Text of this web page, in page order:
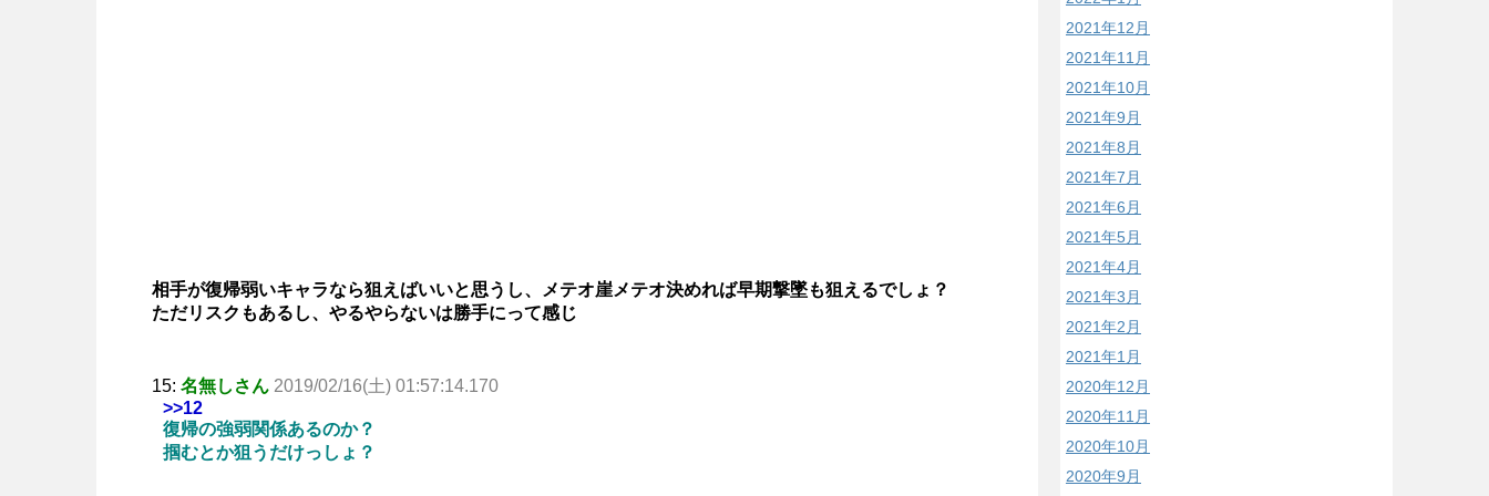
相手が復帰弱いキャラなら狙えばいいと思うし、メテオ崖メテオ決めれば早期撃墜も狙えるでしょ？
ただリスクもあるし、やるやらないは勝手にって感じ
15: 名無しさん 2019/02/16(土) 01:57:14.170
>>12
復帰の強弱関係あるのか？
掴むとか狙うだけっしょ？
2021年12月
2021年11月
2021年10月
2021年9月
2021年8月
2021年7月
2021年6月
2021年5月
2021年4月
2021年3月
2021年2月
2021年1月
2020年12月
2020年11月
2020年10月
2020年9月